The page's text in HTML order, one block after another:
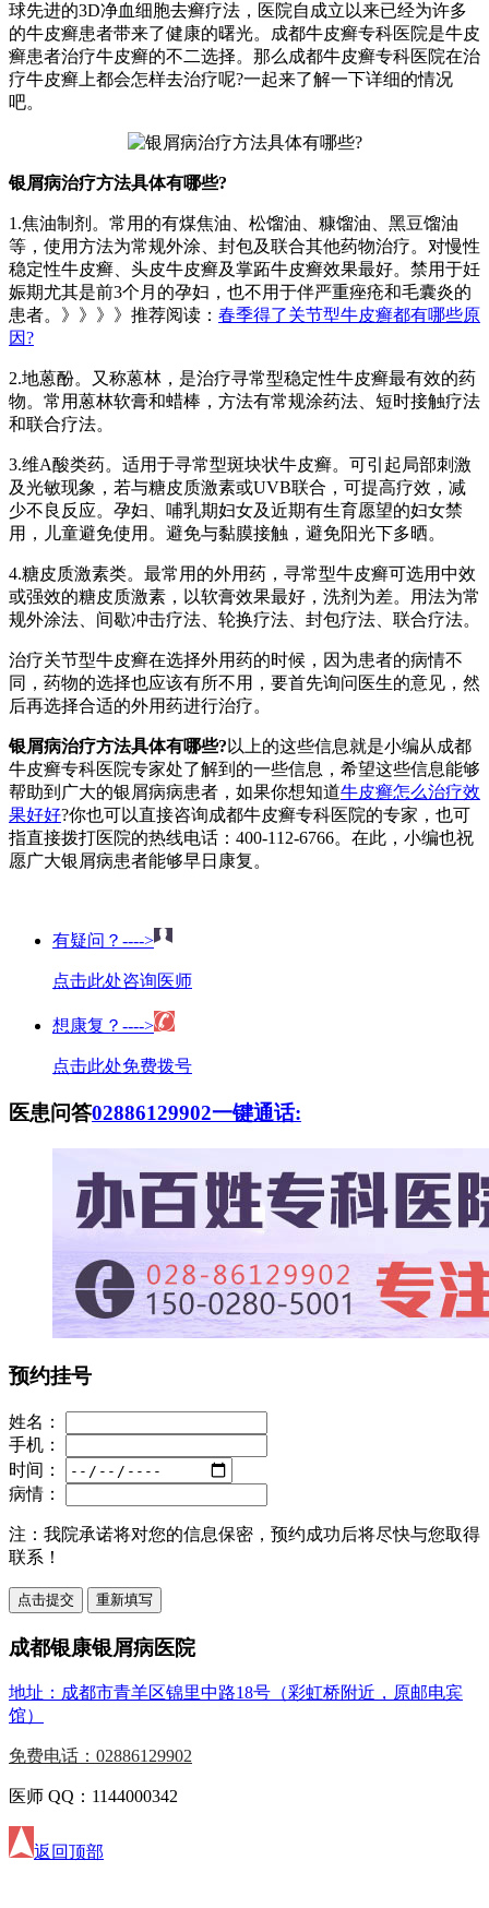
球先进的3D净血细胞去癣疗法，医院自成立以来已经为许多
的牛皮癣患者带来了健康的曙光。成都牛皮癣专科医院是牛皮
癣患者治疗牛皮癣的不二选择。那么成都牛皮癣专科医院在治
疗牛皮癣上都会怎样去治疗呢?一起来了解一下详细的情况
吧。
银屑病治疗方法具体有哪些?
1.焦油制剂。常用的有煤焦油、松馏油、糠馏油、黑豆馏油
等，使用方法为常规外涂、封包及联合其他药物治疗。对慢性
稳定性牛皮癣、头皮牛皮癣及掌跖牛皮癣效果最好。禁用于妊
娠期尤其是前3个月的孕妇，也不用于伴严重痤疮和毛囊炎的
患者。》》》》推荐阅读： 春季得了关节型牛皮癣都有哪些原
因?
2.地蒽酚。又称蒽林，是治疗寻常型稳定性牛皮癣最有效的药
物。常用蒽林软膏和蜡棒，方法有常规涂药法、短时接触疗法
和联合疗法。
3.维A酸类药。适用于寻常型斑块状牛皮癣。可引起局部刺激
及光敏现象，若与糖皮质激素或UVB联合，可提高疗效，减
少不良反应。孕妇、哺乳期妇女及近期有生育愿望的妇女禁
用，儿童避免使用。避免与黏膜接触，避免阳光下多晒。
4.糖皮质激素类。最常用的外用药，寻常型牛皮癣可选用中效
或强效的糖皮质激素，以软膏效果最好，洗剂为差。用法为常
规外涂法、间歇冲击疗法、轮换疗法、封包疗法、联合疗法。
治疗关节型牛皮癣在选择外用药的时候，因为患者的病情不
同，药物的选择也应该有所不用，要首先询问医生的意见，然
后再选择合适的外用药进行治疗。
银屑病治疗方法具体有哪些? 以上的这些信息就是小编从成都
牛皮癣专科医院专家处了解到的一些信息，希望这些信息能够
帮助到广大的银屑病病患者，如果你想知道牛皮癣怎么治疗效
果好好?你也可以直接咨询成都牛皮癣专科医院的专家，也可
指直接拨打医院的热线电话：400-112-6766。在此，小编也祝
愿广大银屑病患者能够早日康复。
有疑问？---->
点击此处咨询医师
想康复？---->
点击此处免费拨号
医患问答02886129902一键通话:
预约挂号
姓名：
手机：
时间：
病情：
注： 我院承诺将对您的信息保密，预约成功后将尽快与您取得
联系！
成都银康银屑病医院
地址：成都市青羊区锦里中路18号（彩虹桥附近，原邮电宾
馆）
免费电话：02886129902
医师 QQ：1144000342
返回顶部